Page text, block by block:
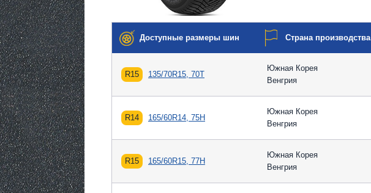
Доступные размеры шин Страна производства
R15 135/70R15, 70T
Южная Корея
Венгрия
R14 165/60R14, 75H
Южная Корея
Венгрия
R15 165/60R15, 77H
Южная Корея
Венгрия